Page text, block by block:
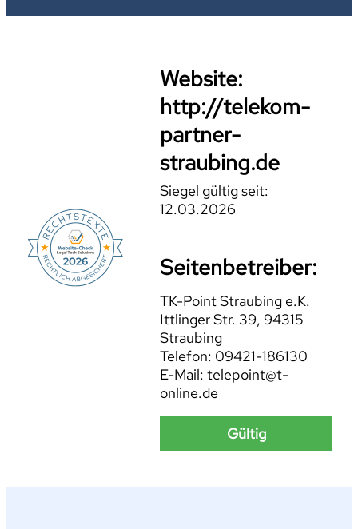
Website:
http://telekom-
partner-
straubing.de
Siegel gültig seit:
12.03.2026
Seitenbetreiber:
TK-Point Straubing e.K.
Ittlinger Str. 39, 94315
Straubing
Telefon: 09421-186130
E-Mail: telepoint@t-
online.de
Gültig